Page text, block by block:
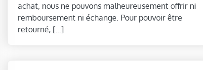
achat, nous ne pouvons malheureusement offrir ni
remboursement ni échange. Pour pouvoir être
retourné, […]